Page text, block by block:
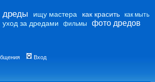
дреды ищу мастера как красить как мыть
уход за дредами фильмы фото дредов
Вход